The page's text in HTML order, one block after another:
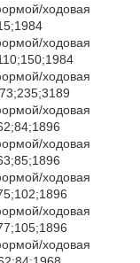
ходовая
ходовая
ходовая
ходовая
ходовая
ходовая
ходовая
ходовая